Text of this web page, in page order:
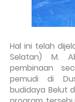
Hal ini telah
Selatan) M.
pembinaan
pemudi di
budidaya Belut